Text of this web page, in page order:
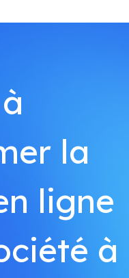
la
ligne
à